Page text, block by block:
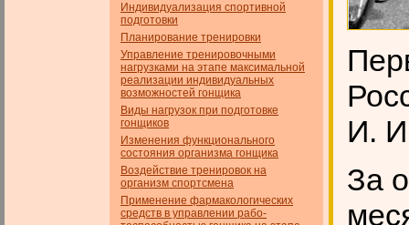
Индивидуализация спортивной
подготовки
Планирование тренировки
Управление тренировочными
нагрузками на этапе максимальной
реализации индивидуальных
возможностей гонщика
Виды нагрузок при подготовке
гонщиков
Изменения функционального
состояния организма гонщика
Воздействие тренировок на
организм спортсмена
Применение фармакологических
средств в управлении рабо­
И.
За